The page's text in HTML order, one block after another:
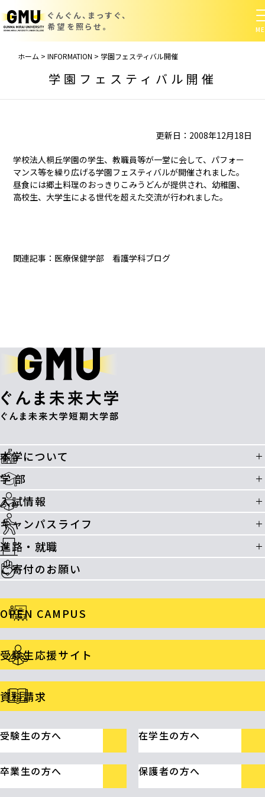
ぐんぐん、まっすぐ、
希望を照らせ。
ホーム > INFORMATION > 学園フェスティバル開催
学園フェスティバル開催
更新日：2008年12月18日
学校法人桐丘学園の学生、教職員等が一堂に会して、パフォー
マンス等を繰り広げる学園フェスティバルが開催されました。
昼食には郷土料理のおっきりこみうどんが提供され、幼稚園、
高校生、大学生による世代を超えた交流が行われました。
関連記事： 医療保健学部 看護学科ブログ
本学について
学 部
入試情報
キャンパスライフ
進路・就職
ご寄付のお願い
OPEN CAMPUS
受験生応援サイト
資料請求
受験生の方へ 在学生の方へ
卒業生の方へ 保護者の方へ